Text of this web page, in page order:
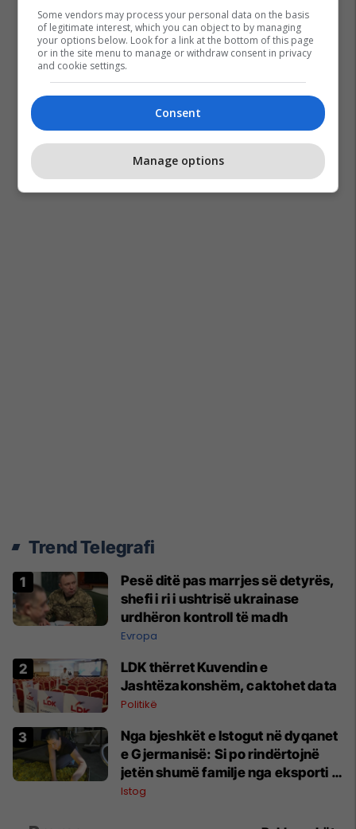
Trend Telegrafi
Pesë ditë pas marrjes së detyrës,
shefi i ri i ushtrisë ukrainase
urdhëron kontroll të madh
Evropa
LDK thërret Kuvendin e
Jashtëzakonshëm, caktohet data
Politikë
Nga bjeshkët e Istogut në dyqanet
e Gjermanisë: Si po rindërtojnë
jetën shumë familje nga eksporti i
bimëve mjekësore
Istog
Some vendors may process your personal data on the basis
of legitimate interest, which you can object to by managing
your options below. Look for a link at the bottom of this page
or in the site menu to manage or withdraw consent in privacy
and cookie settings.
Consent
Manage options